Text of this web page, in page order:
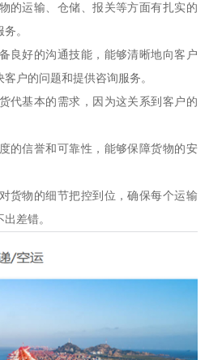
的运输、仓储、报关等方面有扎实的
。
良好的沟通技能，能够清晰地向客户
户的问题和提供咨询服务。
代基本的需求，因为这关系到客户的
的信誉和可靠性，能够保障货物的安
货物的细节把控到位，确保每个运输
差错。